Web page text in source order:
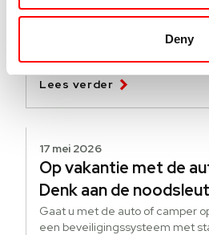
Deny
verandert er per 1 juli
Vanaf 1 juli 2026 verandert de
bedrijfswagens. De
naar voertuigen vanaf 2.500 kg
goederen vervoeren.
Lees verder
17 mei 2026
Op vakantie met de
Denk aan de
Gaat u met de auto of camper
een beveiligingssysteem met